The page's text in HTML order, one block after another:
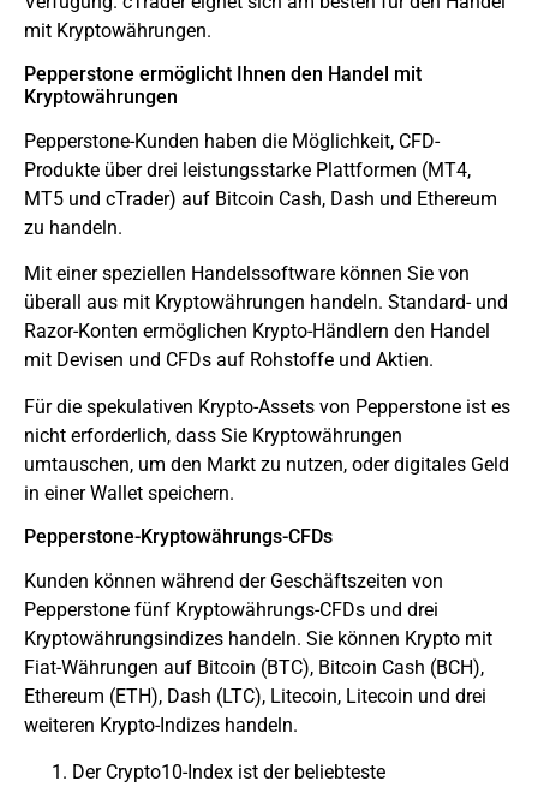
mit Kryptowährungen.
Pepperstone ermöglicht Ihnen den Handel mit
Kryptowährungen
Pepperstone-Kunden haben die Möglichkeit, CFD-
Produkte über drei leistungsstarke Plattformen (MT4,
MT5 und cTrader) auf Bitcoin Cash, Dash und Ethereum
zu handeln.
Mit einer speziellen Handelssoftware können Sie von
überall aus mit Kryptowährungen handeln. Standard- und
Razor-Konten ermöglichen Krypto-Händlern den Handel
mit Devisen und CFDs auf Rohstoffe und Aktien.
Für die spekulativen Krypto-Assets von Pepperstone ist es
nicht erforderlich, dass Sie Kryptowährungen
umtauschen, um den Markt zu nutzen, oder digitales Geld
in einer Wallet speichern.
Pepperstone-Kryptowährungs-CFDs
Kunden können während der Geschäftszeiten von
Pepperstone fünf Kryptowährungs-CFDs und drei
Kryptowährungsindizes handeln. Sie können Krypto mit
Fiat-Währungen auf Bitcoin (BTC), Bitcoin Cash (BCH),
Ethereum (ETH), Dash (LTC), Litecoin, Litecoin und drei
weiteren Krypto-Indizes handeln.
Der Crypto10-Index ist der beliebteste